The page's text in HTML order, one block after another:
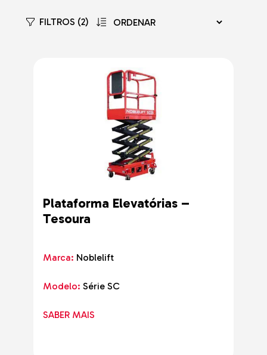
FILTROS (2)
Plataforma Elevatórias –
Tesoura
Marca: Noblelift
Modelo: Série SC
SABER MAIS